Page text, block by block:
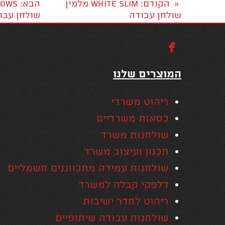
« הקודם: WHITE SLIM מלמין
שולחן עבודה
הבא: WHITE WINDOWS
שולחן

המוצרים שלנו
ריהוט משרדי
כסאות משרדיים
שולחנות משרד
תכנון ועיצוב משרד
שולחנות עמידה מתכווננים חשמליים
דלפקי קבלה למשרד
ריהוט לחדר ישיבות
שולחנות עבודה שיתופיים